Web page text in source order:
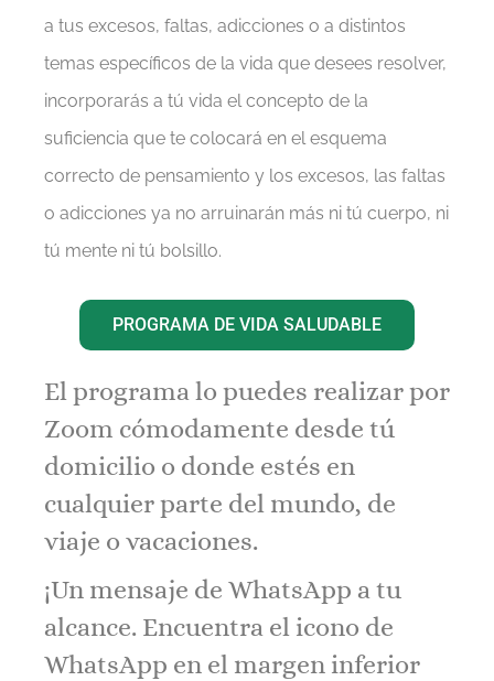
a tus excesos, faltas, adicciones o a distintos
temas específicos de la vida que desees resolver,
incorporarás a tú vida elconcepto de la
suficiencia que te colocará en elesquema
correcto de pensamiento y los excesos, las faltas
o adicciones ya no arruinarán más ni tú cuerpo, ni
tú mente ni tú bolsillo.
PROGRAMA DE VIDA SALUDABLE
El programa lo puedes realizar por
Zoom cómodamente desde tú
domicilio o donde estés en
cualquier parte del mundo, de
viaje o vacaciones.
¡Un mensaje de WhatsApp a tu
alcance. Encuentra el icono de
WhatsApp en el margen inferior